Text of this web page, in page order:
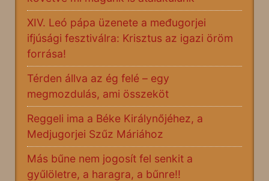
XIV. Leó pápa üzenete a međugorjei
ifjúsági fesztiválra: Krisztus az igazi öröm
forrása!
Térden állva az ég felé – egy
megmozdulás, ami összeköt
Reggeli ima a Béke Királynőjéhez, a
Medjugorjei Szűz Máriához
Más bűne nem jogosít fel senkit a
gyűlöletre, a haragra, a bűnre!!